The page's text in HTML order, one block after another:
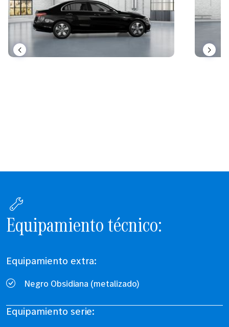
Equipamiento técnico:
Equipamiento serie:
Equipamiento extra:
Negro Obsidiana (metalizado)